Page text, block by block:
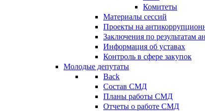
Комитеты
Материалы сессий
Проекты на
Заключения по результатам
Информация об уставах
Контроль в сфере закупок
Молодые депутаты
Back
Состав СМД
Планы работы СМД
Отчеты о работе СМД